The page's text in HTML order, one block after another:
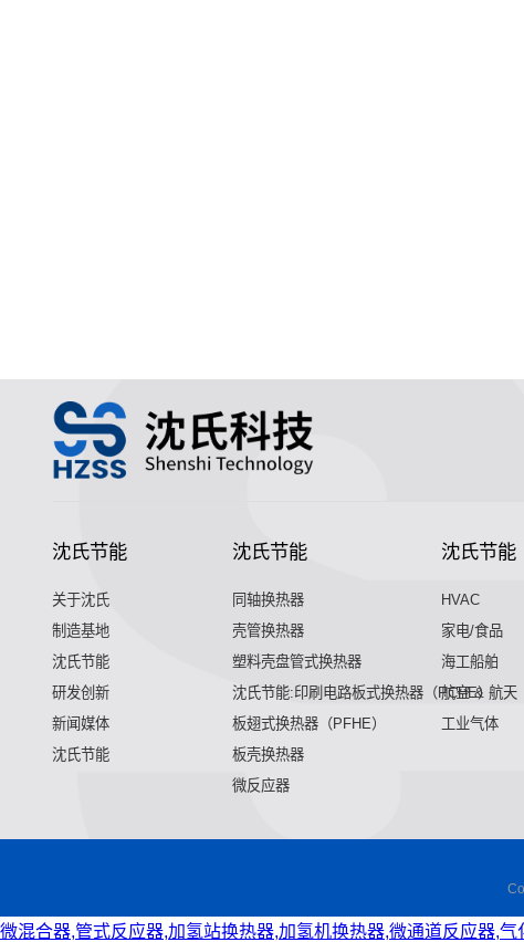
沈氏节能
关于沈氏
制造基地
沈氏节能
研发创新
新闻媒体
沈氏节能
沈氏节能
同轴换热器
壳管换热器
塑料壳盘管式换热器
沈氏节能:印刷电路板式换热器（PCHE）
板翅式换热器（PFHE）
板壳换热器
微反应器
沈氏节能
HVAC
家电/食品
海工船舶
航空 & 航天
工业气体
微混合器,管式反应器,加氢站换热器,加氢机换热器,微通道反应器,